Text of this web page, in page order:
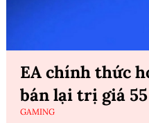
EA chính thức
bán lại trị giá
GAMING